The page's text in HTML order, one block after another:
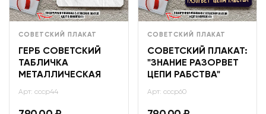
СОВЕТСКИЙ ПЛАКАТ
ГЕРБ СОВЕТСКИЙ
ТАБЛИЧКА
МЕТАЛЛИЧЕСКАЯ
Арт: ссср44
СОВЕТСКИЙ ПЛАКАТ
СОВЕТСКИЙ ПЛАКАТ:
"ЗНАНИЕ РАЗОРВЕТ
ЦЕПИ РАБСТВА"
Арт: ссср60